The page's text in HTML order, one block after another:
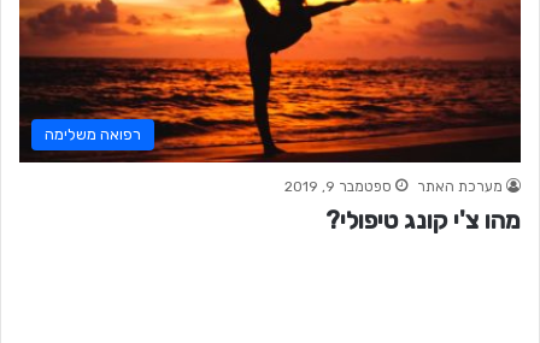
רפואה משלימה
מערכת האתר ספטמבר 9, 2019
מהו צ'י קונג טיפולי?